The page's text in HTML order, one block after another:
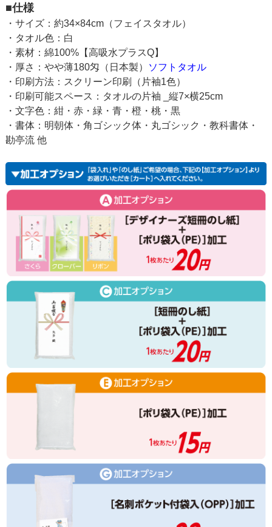
■仕様
・サイズ：約34×84cm（フェイスタオル）
・タオル色：白
・素材：綿100%【高吸水プラスQ】
・厚さ：やや薄180匁（日本製）
ソフトタオル
・印刷方法：スクリーン印刷（片袖1色）
・印刷可能スペース：タオルの片袖 _縦7×横25cm
・文字色：紺・赤・緑・青・橙・桃・黒
・書体：明朝体・角ゴシック体・丸ゴシック・教科書体・
勘亭流 他